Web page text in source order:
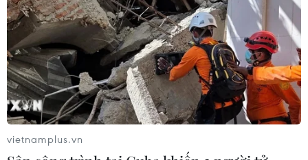
Giới chức Thổ Nhĩ Kỳ đang mở cuộc điều tra liên quan
đến cái chết của nhà báo Andre Vltchek, người đã tử
vong khi đang du lịch tại nước này.
vietnamplus.vn